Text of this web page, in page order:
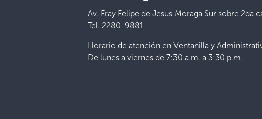
Av. Fray Felipe de Jesus Moraga Sur sobre 2da
Tel. 2280-9881
Horario de atención en Ventanilla y
De lunes a viernes de 7:30 a.m. a 3:30 p.m.